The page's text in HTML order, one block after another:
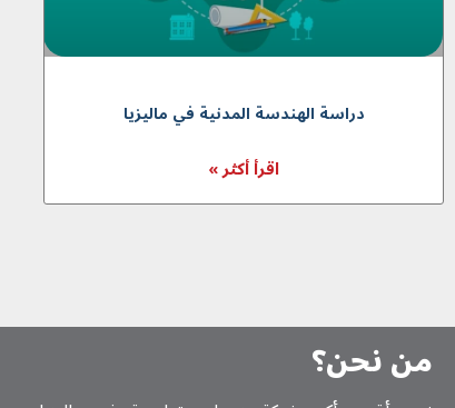
دراسة الهندسة المدنية في ماليزيا
اقرأ أكثر »
من نحن؟